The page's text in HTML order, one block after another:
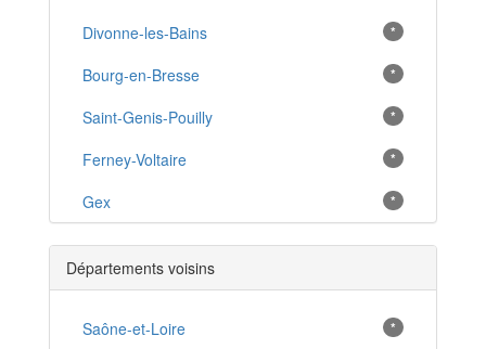
Divonne-les-Bains *
Bourg-en-Bresse *
Saint-Genis-Pouilly *
Ferney-Voltaire *
Gex *
Oyonnax *
Prévessin-Moëns *
Thoiry *
Départements voisins
Saône-et-Loire *